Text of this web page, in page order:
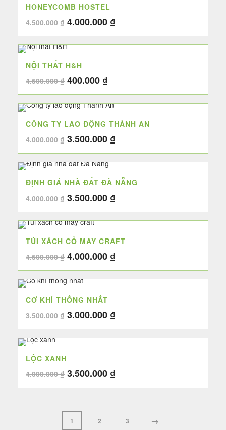
HONEYCOMB HOSTEL
4.500.000₫ Giá
gốc
là:
4.000.000 ₫
hiện
tại
NỘI THẤT H&H
4.500.000₫ Giá
gốc
là:
400.000 ₫
hiện
tại
400.000 ₫.
CÔNG TY LAO ĐỘNG THÀNH AN
4.000.000₫ Giá
gốc
là:
3.500.000 ₫
hiện
tại
3.500.000 ₫.
ĐỊNH GIÁ NHÀ ĐẤT ĐÀ NẴNG
4.000.000₫ Giá
gốc
là:
3.500.000 ₫
hiện
tại
3.500.000 ₫.
TÚI XÁCH CỎ MAY CRAFT
4.500.000₫ Giá
gốc
là:
4.000.000 ₫
hiện
tại
CƠ KHÍ THỐNG NHẤT
3.500.000₫ Giá
gốc
là:
3.000.000 ₫
hiện
tại
LỘC XANH
4.000.000₫ Giá
gốc
3.500.000 ₫
hiện
3.500.000 ₫.
1 2 3 →